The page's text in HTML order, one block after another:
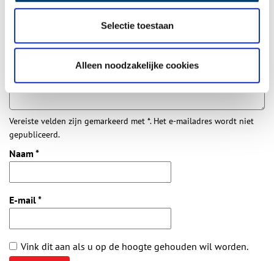
Selectie toestaan
Alleen noodzakelijke cookies
Aanvullingen
Vul deze informatie aan of geef een reactie.
Vereiste velden zijn gemarkeerd met *. Het e-mailadres wordt niet
gepubliceerd.
Naam *
E-mail*
Vink dit aan als u op de hoogte gehouden wil worden.